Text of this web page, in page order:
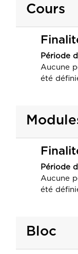
Cours
Période
Aucune
été
Période
Aucune
été
Bloc